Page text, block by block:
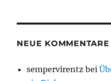
NEUE
sempervirentz bei